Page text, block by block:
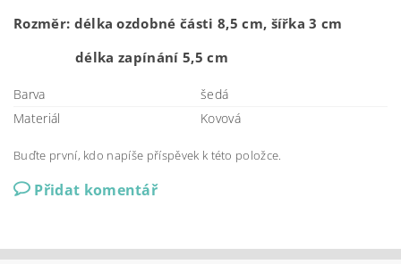
Rozměr: délka ozdobné části 8,5 cm, šířka 3 cm
délka zapínání 5,5 cm
Barva
šedá
Materiál
Kovová
Buďte první, kdo napíše příspěvek k této položce.
Přidat komentář